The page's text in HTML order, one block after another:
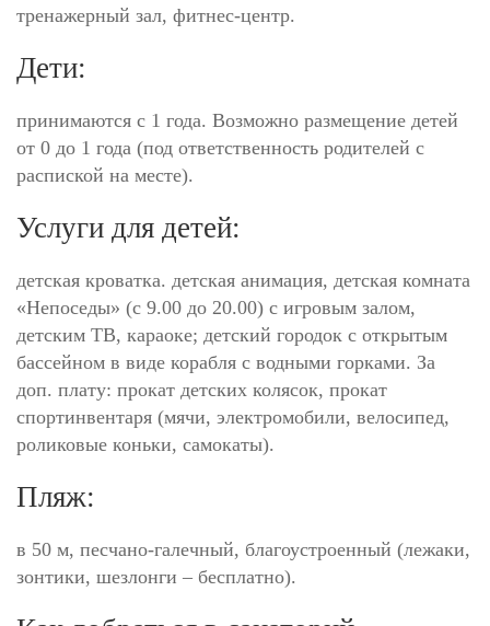
тренажерный зал, фитнес-центр.
Дети:
принимаются с 1 года. Возможно размещение детей
от 0 до 1 года (под ответственность родителей с
распиской на месте).
Услуги для детей:
детская кроватка. детская анимация, детская комната
«Непоседы» (с 9.00 до 20.00) с игровым залом,
детским ТВ, караоке; детский городок с открытым
бассейном в виде корабля с водными горками. За
доп. плату: прокат детских колясок, прокат
спортинвентаря (мячи, электромобили, велосипед,
роликовые коньки, самокаты).
Пляж:
в 50 м, песчано-галечный, благоустроенный (лежаки,
зонтики, шезлонги – бесплатно).